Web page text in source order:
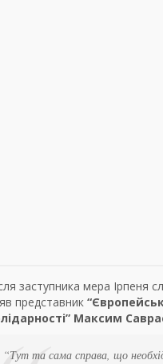
заступника мера Ірпеня
представник
Максим
“Тут та сама справа, що